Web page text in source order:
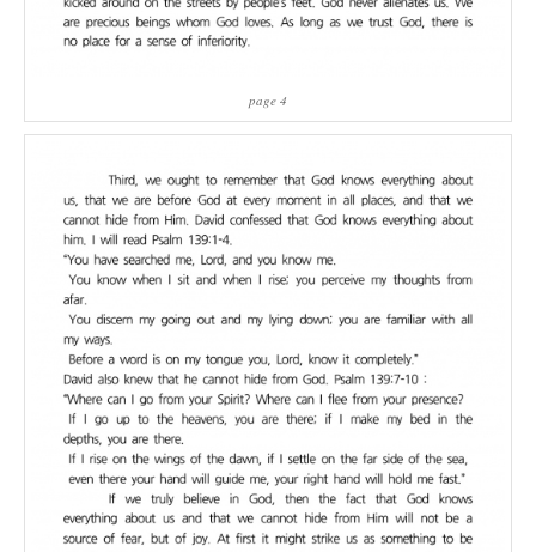
page 4